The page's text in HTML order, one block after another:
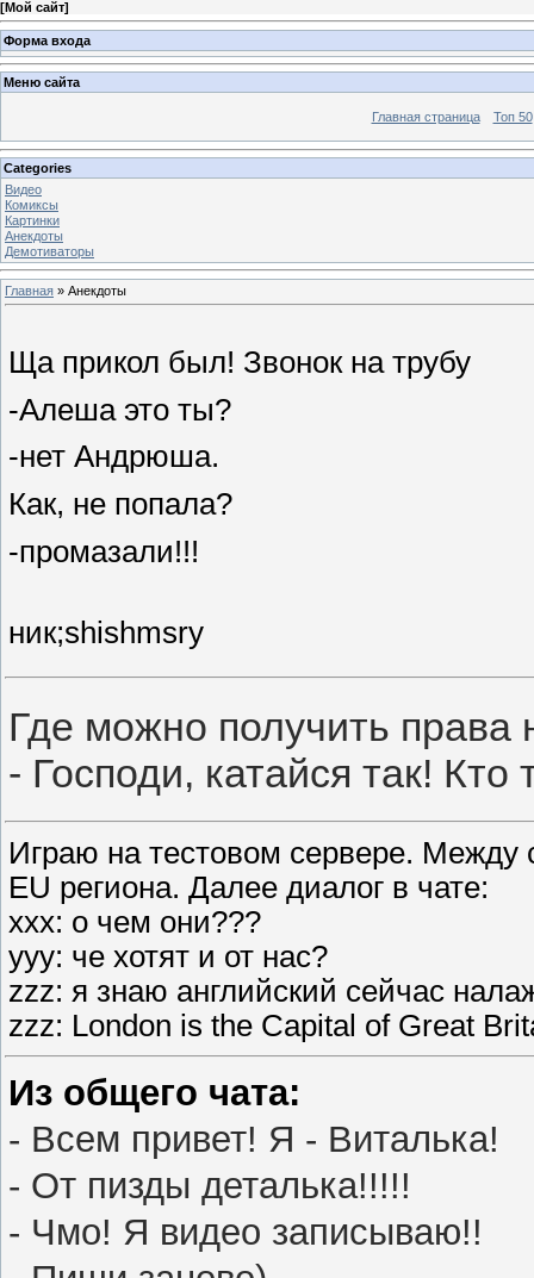
[Мой сайт]
Форма входа
Меню сайта
Главная страница Топ 50
Categories
Видео
Комиксы
Картинки
Анекдоты
Демотиваторы
Главная » Анекдоты
Ща прикол был! Звонок на трубу
-Алеша это ты?
-нет Андрюша.
Как, не попала?
-промазали!!!
ник;shishmsry
Где можно получить
- Господи, катайся так! Кто
Играю на тестовом сервере. Между
EU региона. Далее диалог в чате:
ххх: о чем они???
ууу: че хотят и от нас?
zzz: я знаю английский сейчас
zzz: London is the Capital of Great
Из общего чата:
- Всем привет! Я - Виталька!
- От пизды деталька!!!!!
- Чмо! Я видео записываю!!